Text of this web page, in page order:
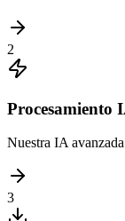
2
Procesamiento
Nuestra IA
3